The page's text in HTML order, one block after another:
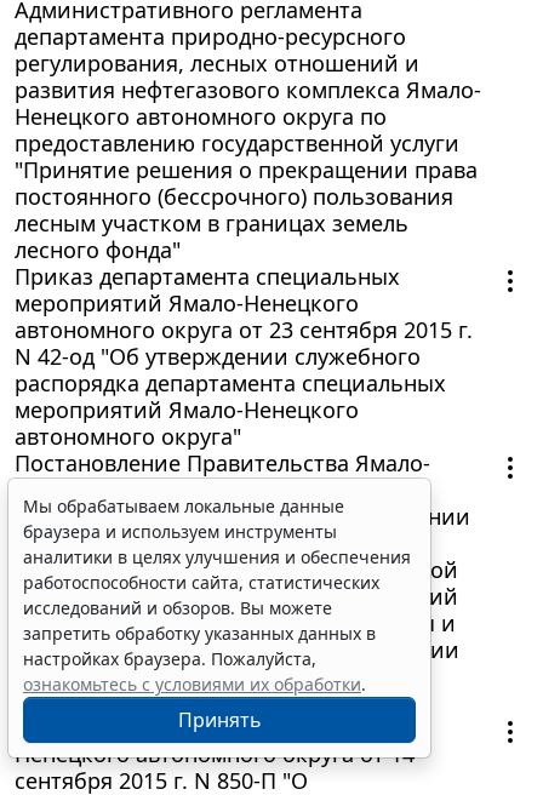
Административного регламента
департамента природно-ресурсного
регулирования, лесных отношений и
развития нефтегазового комплекса Ямало-
Ненецкого автономного округа по
предоставлению государственной услуги
"Принятие решения о прекращении права
постоянного (бессрочного) пользования
лесным участком в границах земель
лесного фонда"
Приказ департамента специальных
мероприятий Ямало-Ненецкого
автономного округа от 23 сентября 2015 г.
N 42-од "Об утверждении служебного
распорядка департамента специальных
мероприятий Ямало-Ненецкого
автономного округа"
Постановление Правительства Ямало-
сентября 2015 г. N 879-П "Об утверждении
Порядка определения объёма и
предоставления субсидии региональной
общественной организации "Тюменский
Региональный Совет ветеранов войны и
труда предприятий Главтюменьгеологии
имени Ю.Г. Эрвье"
26 сентября 2015
Постановление Правительства Ямало-
Ненецкого автономного округа от 14
сентября 2015 г. N 850-П "О
Мы обрабатываем локальные данные
браузера и используем инструменты
аналитики в целях улучшения и обеспечения
работоспособности сайта, статистических
исследований и обзоров. Вы можете
запретить обработку указанных данных в
настройках браузера. Пожалуйста,
ознакомьтесь с условиями их обработки.
Принять